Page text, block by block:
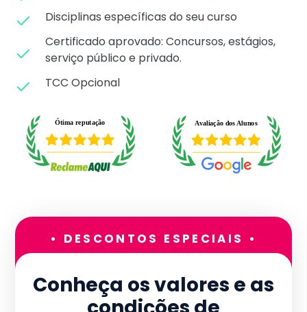
Disciplinas específicas do seu curso
Certificado aprovado: Concursos, estágios,
serviço público e privado.
TCC Opcional
• DESCONTOS ESPECIAIS •
Conheça os valores e as